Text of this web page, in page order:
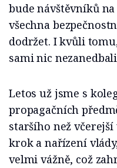
bude návštěvníků
všechna
dodržet. I kvůli
sami nic
Letos už jsme s
propagačních
staršího než včerejší
krok a nařízení
velmi vážně, což